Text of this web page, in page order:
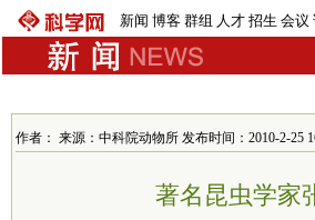
新闻 博客 群组 人才 招生 会议
作者： 来源：中科院动物所 发布时间：2010-2-25
著名昆虫学家